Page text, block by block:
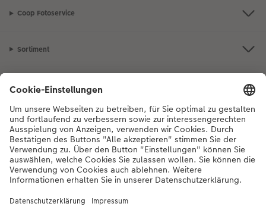
Coop Fotoservice
Sortiment
Inspiration
Bei Fragen zu Produkten oder der Bestellung können Sie uns gerne von
Montag bis Samstag von 8:00 – 20:00 Uhr und Sonntag von 10:00 –
20:00 Uhr (gesetzliche Feiertage ausgenommen) unter der
Telefonnummer044 499 10 36kontaktieren.
DE| FR|IT